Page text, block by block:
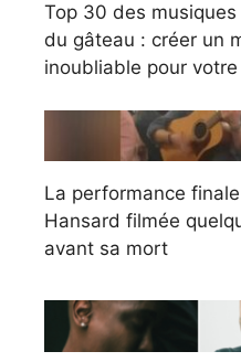
Top 30 des musiques
du gâteau : créer un
inoubliable pour
La performance
Hansard filmée
avant sa mort